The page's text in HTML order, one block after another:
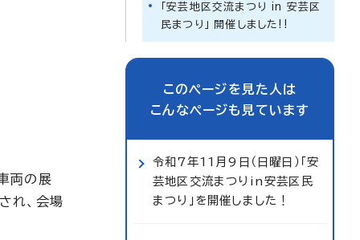
両の展
れ、会場
「安芸地区交流まつり in 安芸区
民まつり」 開催しました!!
このページを見た人は
こんなページも見ています
令和7年11月9日（日曜日）「安
芸地区交流まつりin安芸区民
まつり」を開催しました！